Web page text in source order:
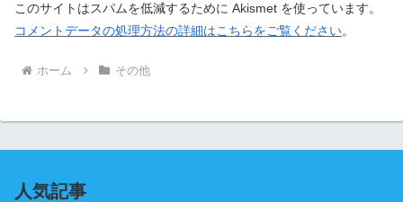
このサイトはスパムを低減するために Akismet を使っています。
コメントデータの処理方法の詳細はこちらをご覧ください。
ホーム その他
人気記事